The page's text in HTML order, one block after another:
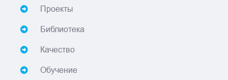
Проекты
Библиотека
Качество
Обучение